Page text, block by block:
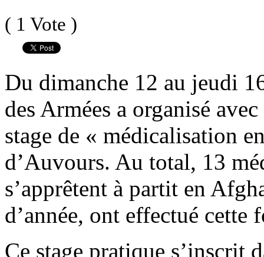
( 1 Vote )
Du dimanche 12 au jeudi
des Armées a organisé
stage de « médicalisation
d’Auvours. Au total, 13
s’apprêtent à partit en
d’année, ont effectué cette
Ce stage pratique s’inscrit